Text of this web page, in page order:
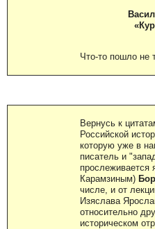
Что-то пошло не
Вернусь к
Российской
которую уже в
писатель и
прослеживается
Карамзиным)
числе, и от
Изяслава
относительно
историческом